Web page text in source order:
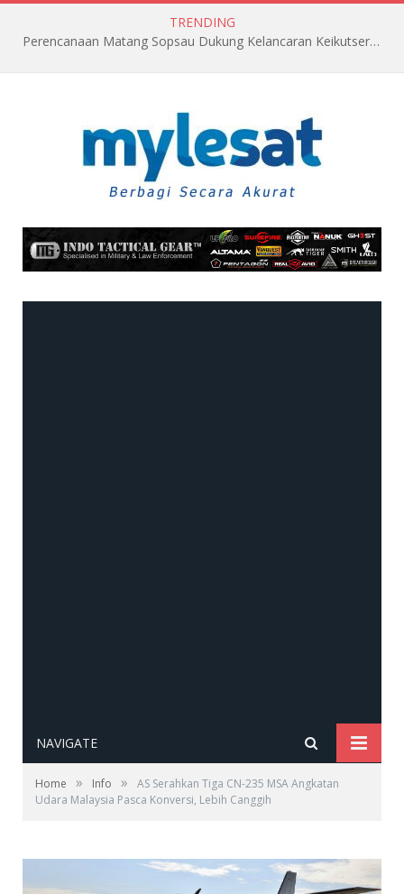
TRENDING
Perencanaan Matang Sopsau Dukung Kelancaran Keikutsertaan TNI AU di Pitch Black 2026
NAVIGATE
Home » Info »
AS Serahkan Tiga CN-235 MSA Angkatan
Udara Malaysia Pasca Konversi, Lebih Canggih